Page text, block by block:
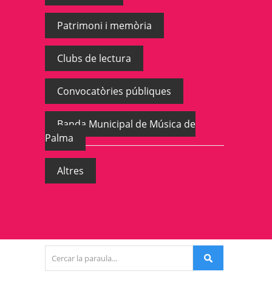
Patrimoni i memòria
Clubs de lectura
Convocatòries públiques
Banda Municipal de Música de
Palma
Altres